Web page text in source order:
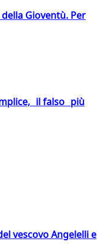
Gioventù. Per
il falso più
vescovo Angelelli e